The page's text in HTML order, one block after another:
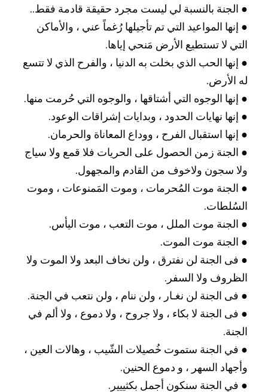
فوائد قرآنية
قالوا عنها
● الجنة بالنسبة لي ليست مجرد حقيقة قادمة فقط..
التي لا تستطيع الأرض مَنحي إياها.
له الأرض.
● إنها الوجوه التي أشتاقها ، والوجوه التي حُرمت منها.
● إنها نهايات الحدود ، وبدايات إشراقات الوعود.
● إنها استقبال الفرح ، ووداع المعاناة والحرمان.
ولا سجون ولاخوف من القادم والمجهول.
السُلطات.
● الجنة موت الملل ، موت التعب ، موت اليأس.
● الجنة موت الموت.
الظروف ولا السفر.
● فى الجنة لن نغـار ، ولن ننام ، ولن نتعب في الجنة.
الجنة.
وأجهاد السهر ، و دموع الحنين.
● في الجنة سنكون أجمل بكثييير.